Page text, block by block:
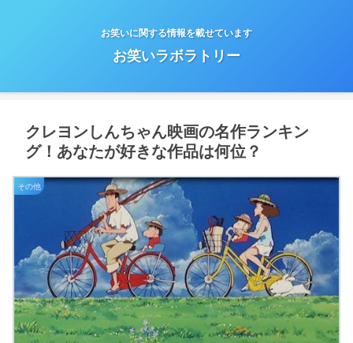
お笑いに関する情報を載せています
お笑いラボラトリー
クレヨンしんちゃん映画の名作ランキン
グ！あなたが好きな作品は何位？
その他